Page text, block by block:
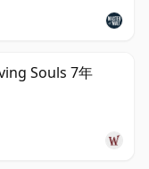
Souls 7年